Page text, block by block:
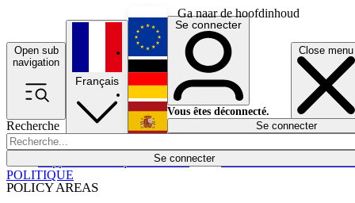
Ga naar de hoofdinhoud
Open sub
navigation
Close menu
Recherche
Se connecter
POLICY AREAS
Économie
Français
English
Deutsch
Español
Se connecter
Vous êtes déconnecté.
Se connecter
POLITIQUE